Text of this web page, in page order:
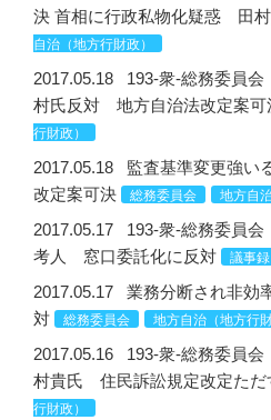
決 首相に行政私物化疑惑 田村
自治（地方行財政）
2017.05.18
193-衆-総務委員
村氏反対 地方自治法改定案可
行財政）
2017.05.18
監査基準変更強
改定案可決
総務委員会 地方自
2017.05.17
193-衆-総務委員
考人 窓口委託化に反対
議事録
2017.05.17
業務分断され非効
対
総務委員会 地方自治（地方行財
2017.05.16
193-衆-総務委員
村貴氏 住民訴訟規定改定ただ
行財政）